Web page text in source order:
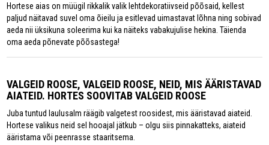
Hortese aias on müügil rikkalik valik lehtdekoratiivseid põõsaid, kellest
paljud näitavad suvel oma õieilu ja esitlevad uimastavat lõhna ning sobivad
aeda nii üksikuna soleerima kui ka näiteks vabakujulise hekina. Täienda
oma aeda põnevate põõsastega!
VALGEID ROOSE, VALGEID ROOSE, NEID, MIS ÄÄRISTAVAD
AIATEID. HORTES SOOVITAB VALGEID ROOSE
Juba tuntud laulusalm räägib valgetest roosidest, mis ääristavad aiateid.
Hortese valikus neid sel hooajal jätkub – olgu siis pinnakatteks, aiateid
ääristama või peenrasse staaritsema.